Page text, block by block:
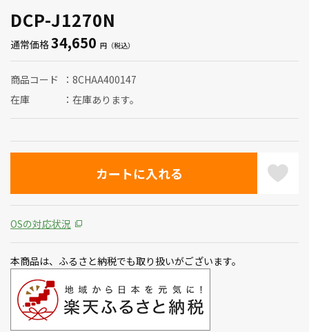
DCP-J1270N
通常価格34,650
商品コード
8CHAA400147
在庫
在庫あります。
OSの対応状況
本商品は、ふるさと納税でも取り扱いがございます。